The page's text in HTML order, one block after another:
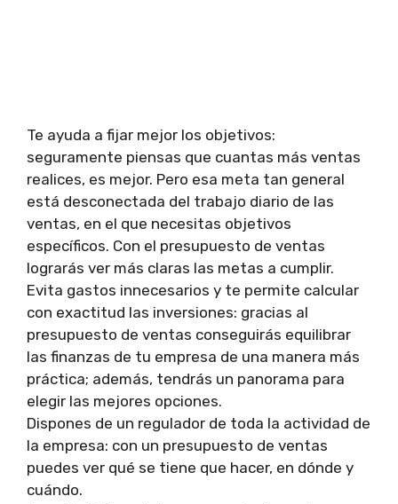
Te ayuda a fijar mejor los objetivos:
seguramente piensas que cuantas más ventas
realices, es mejor. Pero esa meta tan general
está desconectada del trabajo diario de las
ventas, en el que necesitas objetivos
específicos. Con el presupuesto de ventas
lograrás ver más claras las metas a cumplir.
Evita gastos innecesarios y te permite calcular
con exactitud las inversiones: gracias al
presupuesto de ventas conseguirás equilibrar
las finanzas de tu empresa de una manera más
práctica; además, tendrás un panorama para
elegir las mejores opciones.
Dispones de un regulador de toda la actividad de
la empresa: con un presupuesto de ventas
puedes ver qué se tiene que hacer, en dónde y
cuándo.